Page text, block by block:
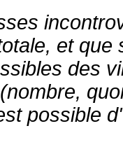
et
des
possible